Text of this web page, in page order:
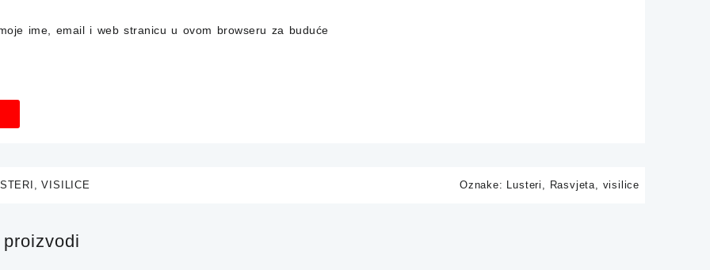
ime, email i web stranicu u ovom browseru za buduće
,VISILICE Oznake: Lusteri Rasvjeta visilice